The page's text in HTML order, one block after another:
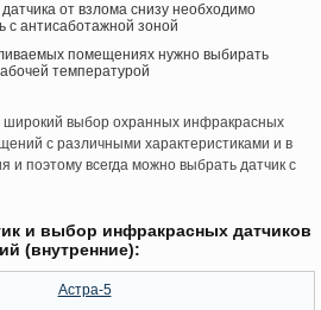
от взлома снизу необходимо
с антисаботажной зоной
помещениях нужно выбирать
температурой
широкий выбор охранных инфракрасных
с различными характеристиками и в
и поэтому всегда можно выбрать датчик с
и выбор инфракрасных датчиков
(внутренние):
Астра-5